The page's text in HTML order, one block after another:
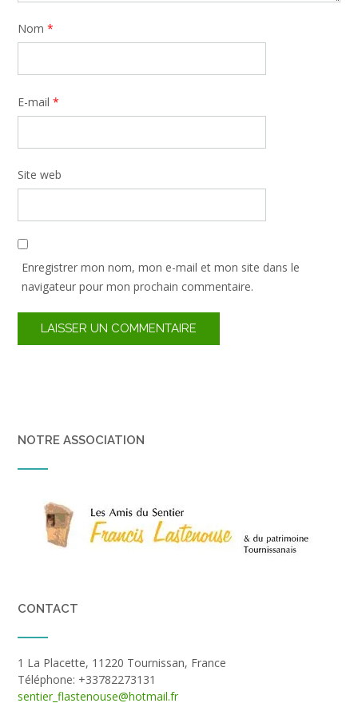
Nom *
E-mail *
Site web
Enregistrer mon nom, mon e-mail et mon site dans le
navigateur pour mon prochain commentaire.
NOTRE ASSOCIATION
CONTACT
1 La Placette, 11220 Tournissan, France
Téléphone: +33782273131
sentier_flastenouse@hotmail.fr